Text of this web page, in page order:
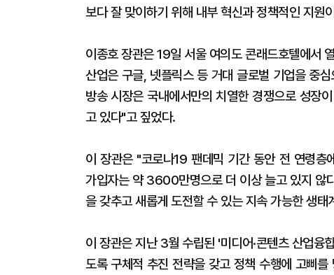
보다 잘 맞이하기 위해 내부 혁신과 정책적인 지원
이종호 장관은 19일 서울 여의도 콘래드호텔에서
산업은 구글, 넷플릭스 등 거대 글로벌 기업을 중
방송 시장은 국내에서만의 치열한 경쟁으로 성장
고 있다"고 짚었다.
이 장관은 "코로나19 팬데믹 기간 동안 전 연령
가입자는 약 3600만명으로 더 이상 늘고 있지 않
을 갖추고 새롭게 도전할 수 있는 지속 가능한 생
이 장관은 지난 3월 수립된 '미디어·콘텐츠 산업
도록 구체적 추진 전략을 갖고 정책 수행에 고삐